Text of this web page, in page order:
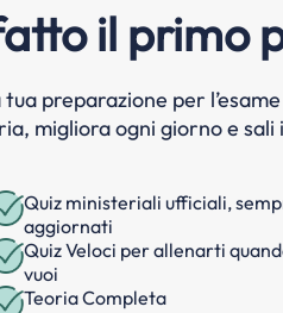
il primo
preparazione per
migliora ogni giorno e sali
Quiz ministeriali ufficiali,
aggiornati
Quiz Veloci per allenarti
vuoi
Teoria Completa